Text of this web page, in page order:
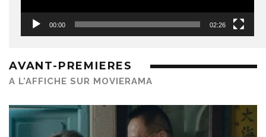
00:00 02:26
AVANT-PREMIERES
A L'AFFICHE SUR MOVIERAMA